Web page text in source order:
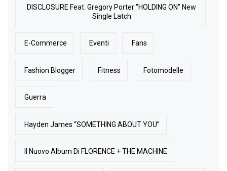
DISCLOSURE Feat. Gregory Porter "HOLDING ON" New
Single Latch
E-Commerce Eventi Fans
Fashion Blogger Fitness Fotomodelle
Guerra
Hayden James “SOMETHING ABOUT YOU”
Il Nuovo Album Di FLORENCE + THE MACHINE